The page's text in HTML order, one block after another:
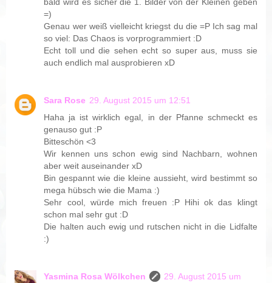
=)
Genau wer weiß vielleicht kriegst du die =P Ich sag mal
so viel: Das Chaos is vorprogrammiert :D
Echt toll und die sehen echt so super aus, muss sie
auch endlich mal ausprobieren xD
Sara Rose 29. August 2015 um 12:51
Haha ja ist wirklich egal, in der Pfanne schmeckt es
genauso gut :P
Bitteschön <3
Wir kennen uns schon ewig sind Nachbarn, wohnen
aber weit auseinander xD
Bin gespannt wie die kleine aussieht, wird bestimmt so
mega hübsch wie die Mama :)
Sehr cool, würde mich freuen :P Hihi ok das klingt
schon mal sehr gut :D
Die halten auch ewig und rutschen nicht in die Lidfalte
:)
Yasmina Rosa Wölkchen
29. August 2015 um